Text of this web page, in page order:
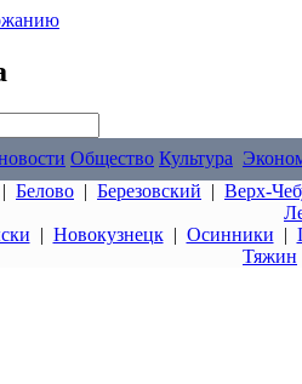
Общество Культура
| Белово | Березовский | Верх-
| Новокузнецк| Осинники |
Тяжин